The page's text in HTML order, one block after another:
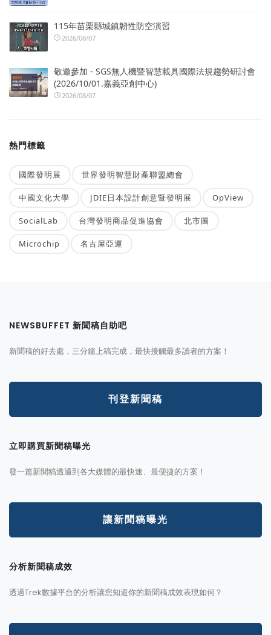
115年苗栗縣城鎮韌性防空演習
2026/08/07
敬邀參加 - SGS無人機暨智慧載具國際法規趨勢研討會
(2026/10/01.嘉義亞創中心)
2026/08/07
熱門標籤
國際發明展 世界發明智慧財產聯盟總會
中國文化大學 JDIE日本設計創意暨發明展 OpView
SocialLab 台灣發明商品促進協會 北市圖
Microchip 名古屋亞運
NEWSBUFFET 新聞稿自助吧
新聞稿的好去處，三分鐘上稿完成，最快接觸最多讀者的方案！
刊登新聞稿
立即購買新聞稿曝光
發一篇新聞稿透通到各大媒體的最快速、最便捷的方案！
讓新聞稿曝光
分析新聞稿成效
透過Trek數據平台的分析讓您知道你的新聞稿成效表現如何？